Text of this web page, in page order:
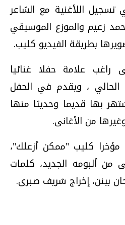
اللأغنية مع الشاعر
زعيم والموزع الموسيقي
بطريقة الفيديو كليب.
علامة حفلا غنائيا
في 12 يونيو الحالي ، ويقدم في الحفل
بها قديما وحديثا منها
من الأغانى.
كليب "ممكن أزعلك"،
من ألبومه الجديد، كلمات
بينن، إخراج شريف صبرى.